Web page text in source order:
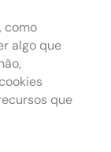
como
algo que
que